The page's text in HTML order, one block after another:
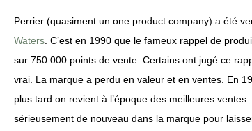
Perrier (quasiment un one product company) a été
Waters . C’est en 1990 que le fameux rappel de
sur 750 000 points de vente. Certains ont jugé ce
vrai. La marque a perdu en valeur et en ventes. En
plus tard on revient à l’époque des meilleures
sérieusement de nouveau dans la marque pour